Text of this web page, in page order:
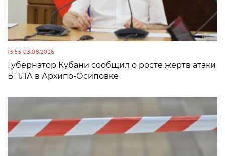
15:55 03.08.2026
Губернатор Кубани сообщил о росте жертв атаки
БПЛА в Архипо-Осиповке